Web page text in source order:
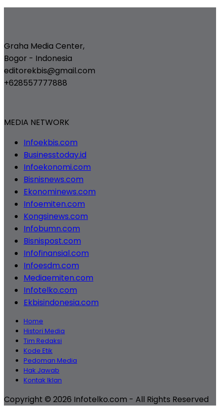
Graha Media Center,
Bogor - Indonesia
editorekbis@gmail.com
+628557777888
MEDIA NETWORK
Infoekbis.com
Businesstoday.id
Infoekonomi.com
Bisnisnews.com
Ekonominews.com
Infoemiten.com
Kongsinews.com
Infobumn.com
Bisnispost.com
Infofinansial.com
Infoesdm.com
Mediaemiten.com
Infotelko.com
Ekbisindonesia.com
Home
Histori Media
Tim Redaksi
Kode Etik
Pedoman Media
Hak Jawab
Kontak Iklan
Copyright © 2026 Infotelko.com - All Rights Reserved